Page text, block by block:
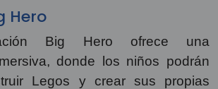
Hero
Big Hero ofrece una
donde los niños podrán
Legos y crear sus propias